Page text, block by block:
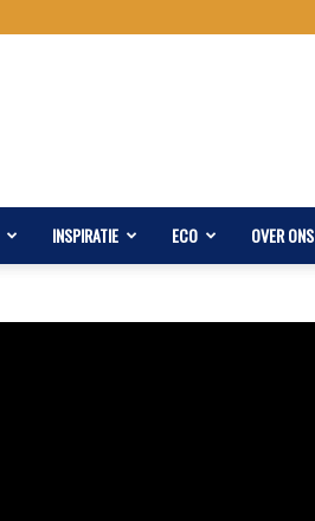
INSPIRATIE ECO OVER ONS